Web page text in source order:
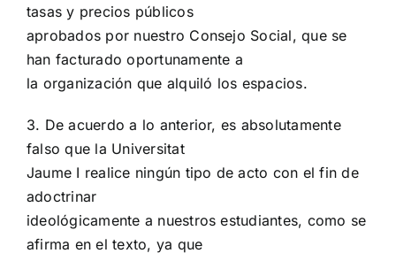
tasas y precios públicos
aprobados por nuestro Consejo Social, que se
han facturado oportunamente a
la organización que alquiló los espacios.
3. De acuerdo a lo anterior, es absolutamente
falso que la Universitat
Jaume I realice ningún tipo de acto con el fin de
adoctrinar
ideológicamente a nuestros estudiantes, como se
afirma en el texto, ya que